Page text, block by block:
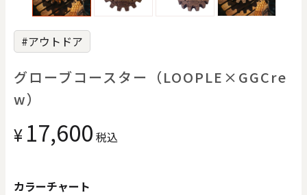
クリア OK
色で探す
#アウトドア
グローブコースター（LOOPLE×GGCre
w）
¥ 17,600 税込
カラーチャート